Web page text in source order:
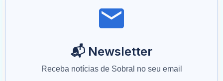
📬 Newsletter
Receba notícias de Sobral no seu email